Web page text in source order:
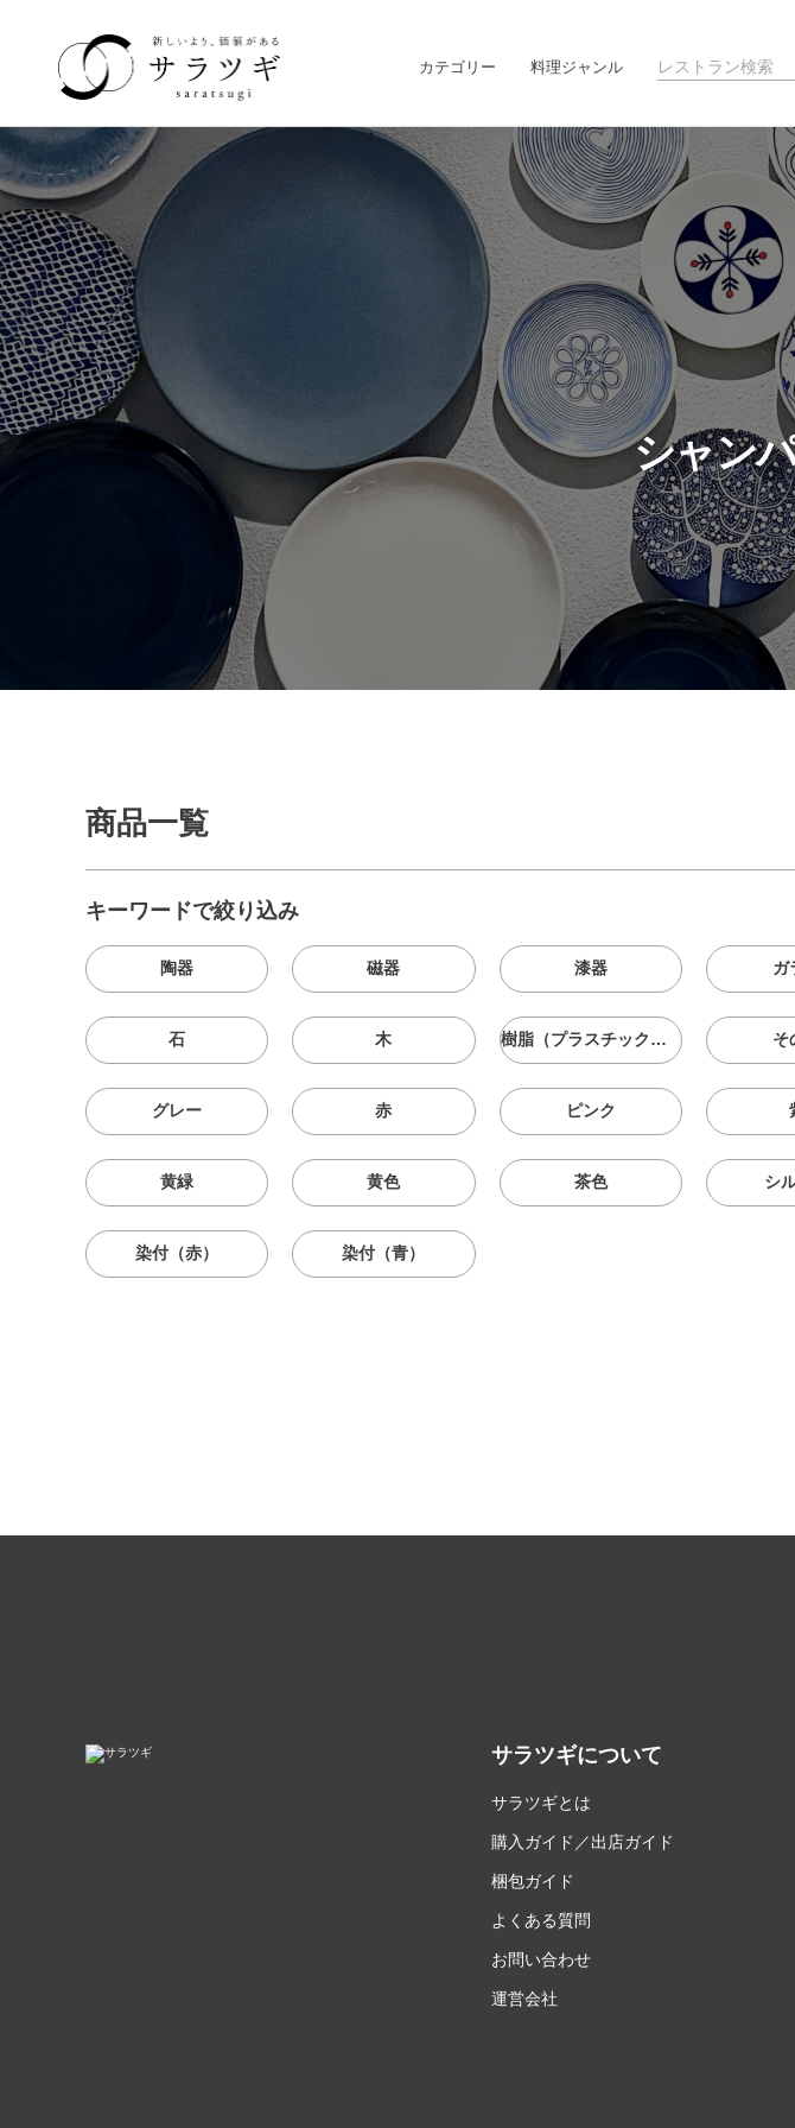
カテゴリー 料理ジャンル
シャン
商品一覧
キーワードで絞り込み
陶器 磁器 漆器 ガ
石 木 樹脂（プラスチック、メラニン、シリコン等） そ
グレー 赤 ピンク
黄緑 黄色 茶色 シ
染付（赤） 染付（青）
サラツギについて
サラツギとは
購入ガイド／出店ガイド
梱包ガイド
よくある質問
お問い合わせ
運営会社